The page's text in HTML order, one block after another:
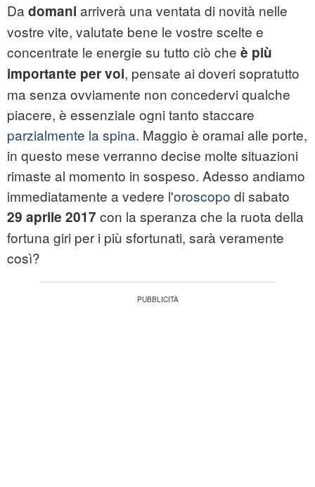
Da domani arriverà una ventata di novità nelle
vostre vite, valutate bene le vostre scelte e
concentrate le energie su tutto ciò che è più
importante per voi, pensate ai doveri sopratutto
ma senza ovviamente non concedervi qualche
piacere, è essenziale ogni tanto staccare
parzialmente la spina. Maggio è oramai alle porte,
in questo mese verranno decise molte situazioni
rimaste al momento in sospeso. Adesso andiamo
immediatamente a vedere l'oroscopo di sabato
29 aprile 2017 con la speranza che la ruota della
fortuna giri per i più sfortunati, sarà veramente
così?